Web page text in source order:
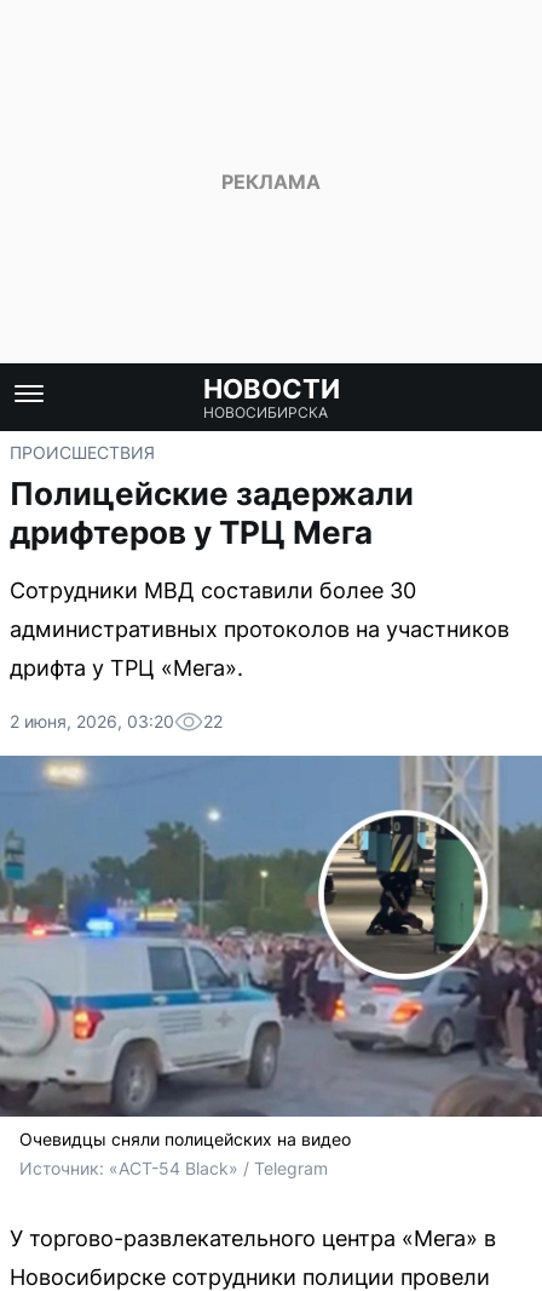
НОВОСТИ
НОВОСИБИРСКА
ПРОИСШЕСТВИЯ
Полицейские задержали
дрифтеров у ТРЦ Мега
Сотрудники МВД составили более 30
административных протоколов на участников
дрифта у ТРЦ «Мега».
2 июня, 2026, 03:20 22
Очевидцы сняли полицейских на видео
Источник: «АСТ-54 Black» / Telegram
У торгово-развлекательного центра «Мега» в
Новосибирске сотрудники полиции провели